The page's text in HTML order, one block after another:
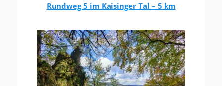
Rundweg 5 im Kaisinger Tal – 5 km